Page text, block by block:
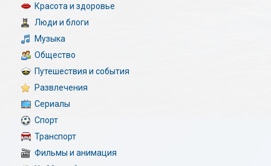
Красота и здоровье
Люди и блоги
Музыка
Общество
Путешествия и события
Развлечения
Сериалы
Спорт
Транспорт
Фильмы и анимация